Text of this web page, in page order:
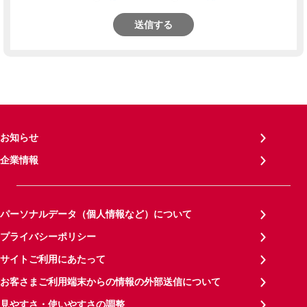
送信する
お知らせ
企業情報
パーソナルデータ（個人情報など）について
プライバシーポリシー
サイトご利用にあたって
お客さまご利用端末からの情報の外部送信について
見やすさ・使いやすさの調整